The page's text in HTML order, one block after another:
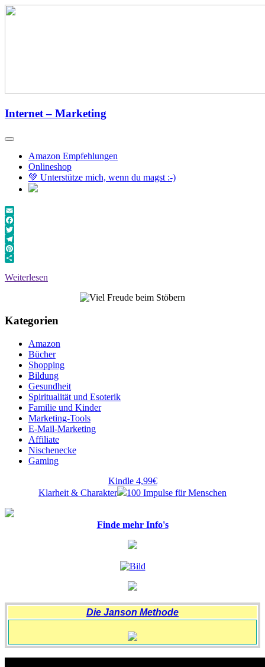
Zum
Internet – Marketing
Amazon Empfehlungen
Onlineshop
💚 Unterstütze mich, wenn du magst :-)
Email
Facebook
Twitter
Telegram
Pinterest
Weiterlesen
Kategorien
Amazon
Bücher
Shopping
Bildung
Gesundheit
Spiritualität und Esoterik
Familie und Kinder
Marketing-Tools
E-Mail-Marketing
Affiliate
Nischenecke
Gaming
Kindle 4,99€
Klarheit & Charakter
100 Impulse für Menschen
Finde mehr Info's
Die Janson Methode